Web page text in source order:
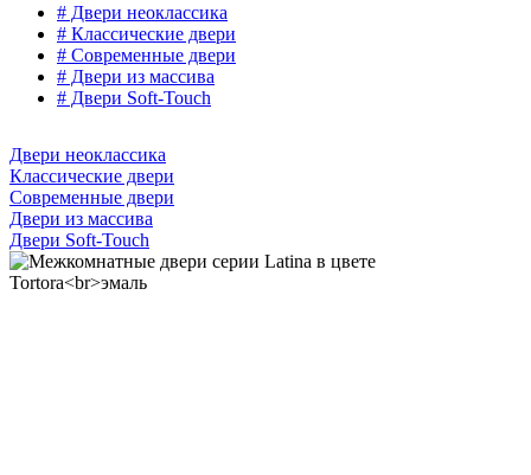
# Двери неоклассика
# Классические двери
# Современные двери
# Двери из массива
# Двери Soft-Touch
Двери неоклассика
Классические двери
Современные двери
Двери из массива
Двери Soft-Touch